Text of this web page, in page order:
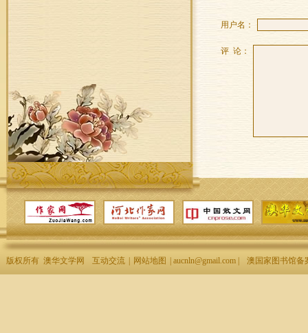
用户名：
评 论：
版权所有 澳华文学网 互动交流 网站地图 | aucnln@gmail.com | 澳国家图书馆备